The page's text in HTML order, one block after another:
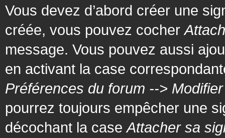
Vous devez d’abord créer une
créée, vous pouvez cocher
message. Vous pouvez aussi
en activant la case
Préférences du forum -->
pourrez toujours empêcher une
décochant la caseAttacher sa